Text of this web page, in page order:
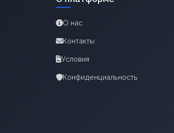
О нас
Контакты
Условия
Конфиденциальность